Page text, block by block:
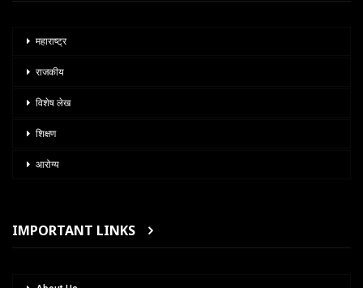
महाराष्ट्र
राजकीय
विशेष लेख
शिक्षण
आरोग्य
IMPORTANT LINKS